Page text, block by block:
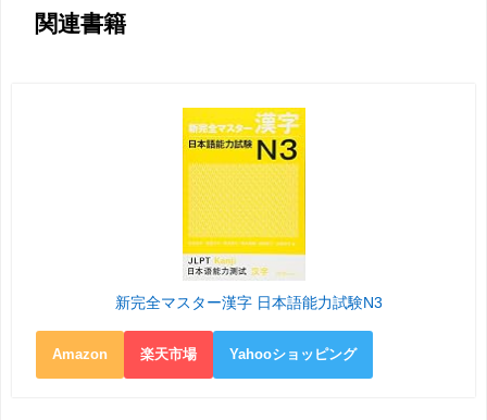
関連書籍
新完全マスター漢字 日本語能力試験N3
Amazon 楽天市場 Yahooショッピング